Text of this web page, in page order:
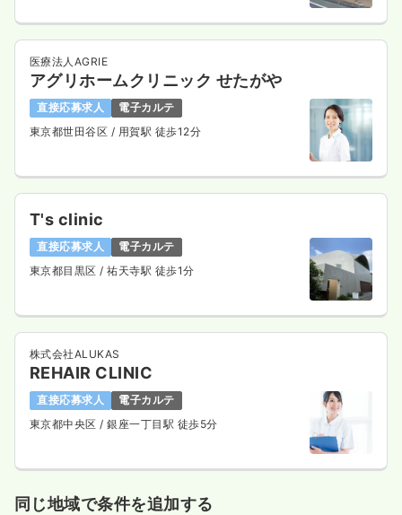
検診・健診保健師 一般病院
日勤のみ（パート）
給与 時給1,800〜2,400円
時間 8:45～16:45
一般病院
日勤のみ（常勤）
給与 21.7〜38.8
※一例
時間 8:45～16:45
月給38万円以上可
詳細を見る
医療法人AGRIE
アグリホームクリニック せたがや
直接応募求人
電子カルテ
東京都世田谷区 / 用賀駅 徒歩12分
T's clinic
直接応募求人
電子カルテ
東京都目黒区 / 祐天寺駅 徒歩1分
株式会社ALUKAS
REHAIR CLINIC
直接応募求人
電子カルテ
東京都中央区 / 銀座一丁目駅 徒歩5分
同じ地域で条件を追加する